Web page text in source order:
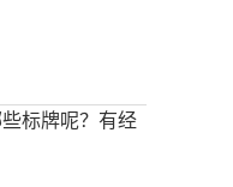
标牌呢？有经